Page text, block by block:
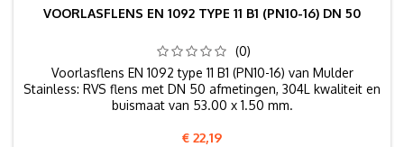
VOORLASFLENS EN 1092 TYPE 11 B1 (PN10-16) DN 50
(0)
Voorlasflens EN 1092 type 11 B1 (PN10-16) van Mulder
Stainless: RVS flens met DN 50 afmetingen, 304L kwaliteit en
buismaat van 53.00 x 1.50 mm.
Prijs
€ 22,19